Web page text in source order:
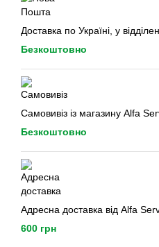
Доставка по Україні, у
Безкоштовно
Самовивіз із магазину Alfa
Безкоштовно
Адресна доставка від Alfa
600 грн